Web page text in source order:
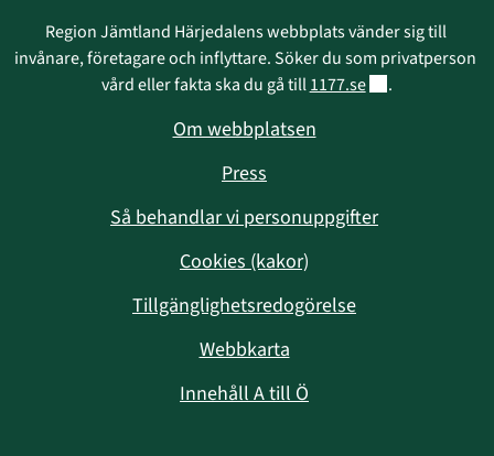
Region Jämtland Härjedalens webbplats vänder sig till
invånare, företagare och inflyttare. Söker du som privatperson
vård eller fakta ska du gå till 1177.seLänk till annan
.
Om webbplatsen
Press
Så behandlar vi personuppgifter
Cookies (kakor)
Tillgänglighetsredogörelse
Webbkarta
Innehåll A till Ö